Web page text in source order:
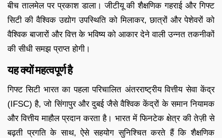
बीच तालमेल पर प्रकाश डाला। जीटीयू की शैक्षणिक गहराई और गिफ्ट
सिटी की वैश्विक उद्योग उपस्थिति को मिलाकर, छात्रों और पेशेवरों को
वैश्विक बाजारों और वित्त के भविष्य को आकार देने वाली उन्नत तकनीकों
की सीधी समझ प्राप्त होगी।
यह क्यों महत्वपूर्ण है
गिफ्ट सिटी भारत का पहला परिचालित अंतरराष्ट्रीय वित्तीय सेवा केंद्र
(IFSC) है, जो सिंगापुर और दुबई जैसे वैश्विक केंद्रों के समान नियामक
और वित्तीय माहौल प्रदान करता है। भारत में फिनटेक क्षेत्र की तेज़ी से
बढ़ती प्रगति के साथ, ऐसे सहयोग सुनिश्चित करते हैं कि शैक्षणिक